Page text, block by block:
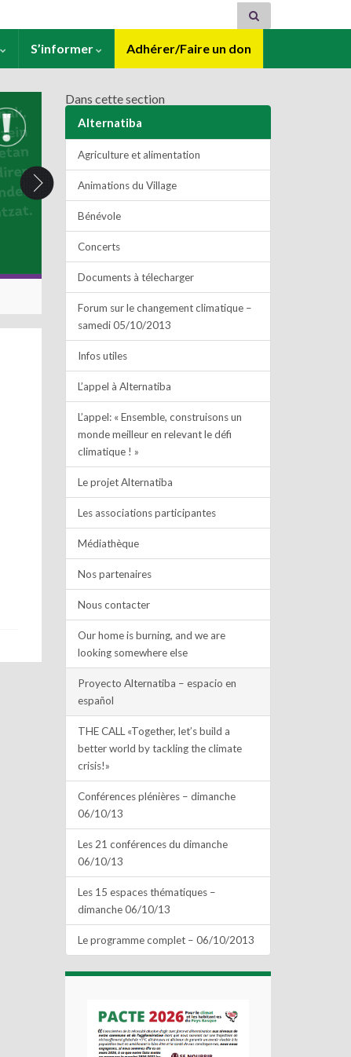
S’informer Adhérer/Faire un don
Dans cette section
Alternatiba
Agriculture et alimentation
Animations du Village
Bénévole
Concerts
Documents à télecharger
Forum sur le changement climatique –
samedi 05/10/2013
Infos utiles
L’appel à Alternatiba
L’appel: « Ensemble, construisons un
monde meilleur en relevant le défi
climatique ! »
Le projet Alternatiba
Les associations participantes
Médiathèque
Nos partenaires
Nous contacter
Our home is burning, and we are
looking somewhere else
Proyecto Alternatiba – espacio en
español
THE CALL «Together, let’s build a
better world by tackling the climate
crisis!»
Conférences plénières – dimanche
06/10/13
Les 21 conférences du dimanche
06/10/13
Les 15 espaces thématiques –
dimanche 06/10/13
Le programme complet – 06/10/2013